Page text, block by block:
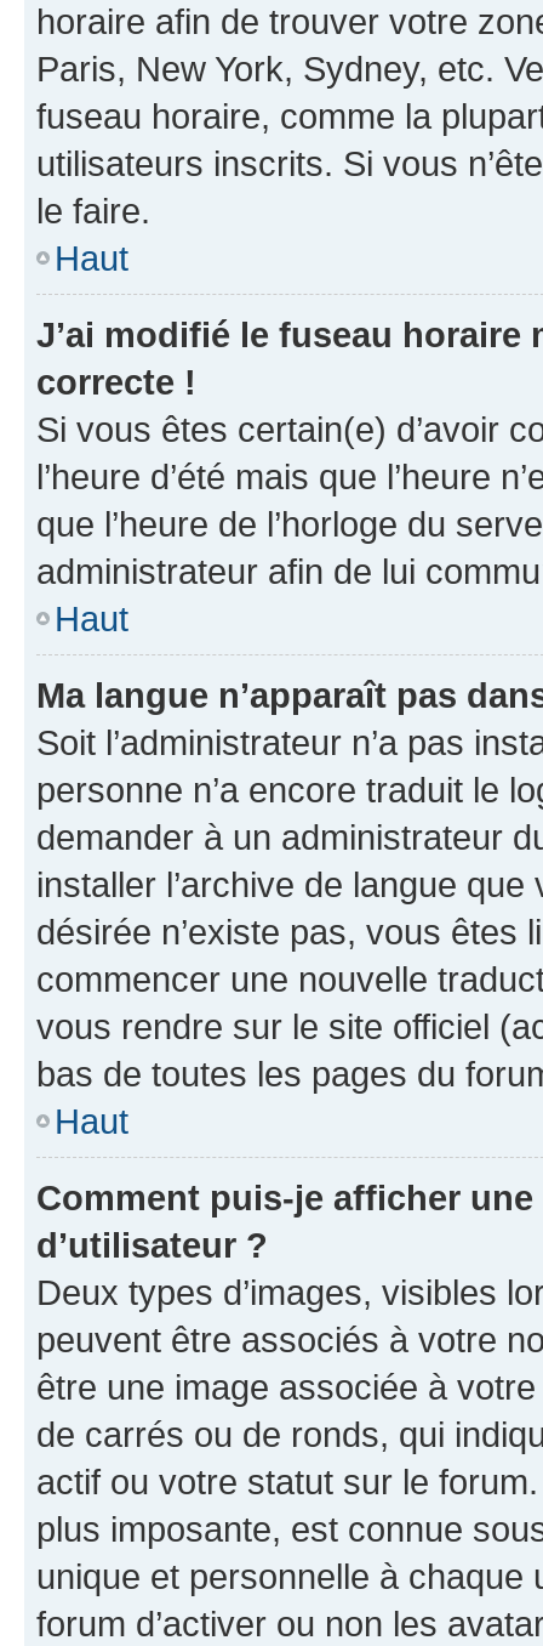
horaire afin de trouver votre
Paris, New York, Sydney, etc.
fuseau horaire, comme la
utilisateurs inscrits. Si vous
le faire.
Haut
J’ai modifié le fuseau horaire
correcte !
Si vous êtes certain(e) d’avoir
l’heure d’été mais que l’heure
que l’heure de l’horloge du
administrateur afin de lui
Haut
Ma langue n’apparaît pas
Soit l’administrateur n’a pas
personne n’a encore traduit le
demander à un administrateur
installer l’archive de langue
désirée n’existe pas, vous êtes
commencer une nouvelle
vous rendre sur le site officiel
bas de toutes les pages du
Haut
Comment puis-je afficher
d’utilisateur ?
Deux types d’images, visibles
peuvent être associés à votre
être une image associée à
de carrés ou de ronds, qui
actif ou votre statut sur le
plus imposante, est connue
unique et personnelle à chaque
forum d’activer ou non les